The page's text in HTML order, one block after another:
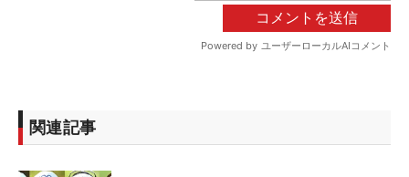
関連記事